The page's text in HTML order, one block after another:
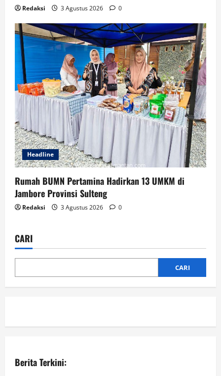
Redaksi 3 Agustus 2026 0
Headline
Rumah BUMN Pertamina Hadirkan 13 UMKM di
Jambore Provinsi Sulteng
Redaksi 3 Agustus 2026 0
CARI
CARI
Berita Terkini: